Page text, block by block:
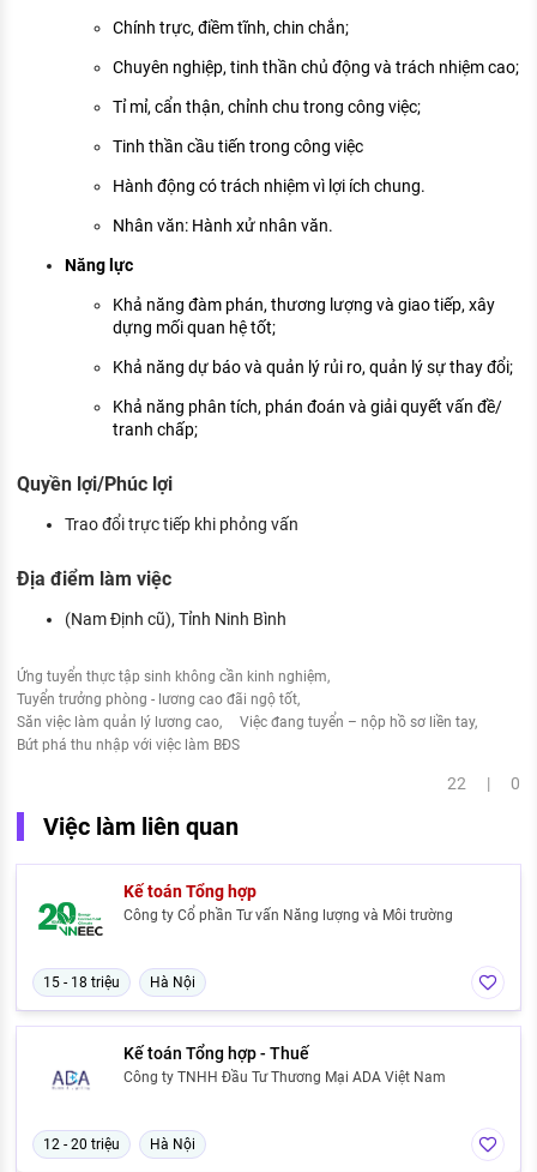
Chính trực, điềm tĩnh, chin chắn;
Chuyên nghiệp, tinh thần chủ động và trách nhiệm cao;
Tỉ mỉ, cẩn thận, chỉnh chu trong công việc;
Tinh thần cầu tiến trong công việc
Hành động có trách nhiệm vì lợi ích chung.
Nhân văn: Hành xử nhân văn.
Năng lực
Khả năng đàm phán, thương lượng và giao tiếp, xây
dựng mối quan hệ tốt;
Khả năng dự báo và quản lý rủi ro, quản lý sự thay đổi;
Khả năng phân tích, phán đoán và giải quyết vấn đề/
tranh chấp;
Quyền lợi/Phúc lợi
Trao đổi trực tiếp khi phỏng vấn
Địa điểm làm việc
(Nam Định cũ), Tỉnh Ninh Bình
Ứng tuyển thực tập sinh không cần kinh nghiệm
Tuyển trưởng phòng - lương cao đãi ngộ tốt
Săn việc làm quản lý lương cao
Việc đang tuyển – nộp hồ sơ liền tay
Bứt phá thu nhập với việc làm BĐS
22 | 0
Việc làm liên quan
Kế toán Tổng hợp
Công ty Cổ phần Tư vấn Năng lượng và Môi trường
15 - 18 triệu Hà Nội
Kế toán Tổng hợp - Thuế
Công ty TNHH Đầu Tư Thương Mại ADA Việt Nam
12 - 20 triệu Hà Nội